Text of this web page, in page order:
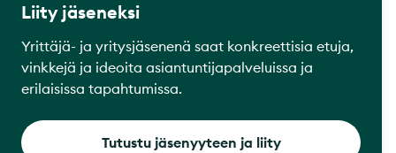
Liity jäseneksi
Yrittäjä- ja yritysjäsenenä saat konkreettisia etuja,
vinkkejä ja ideoita asiantuntijapalveluissa ja
erilaisissa tapahtumissa.
Tutustu jäsenyyteen ja liity